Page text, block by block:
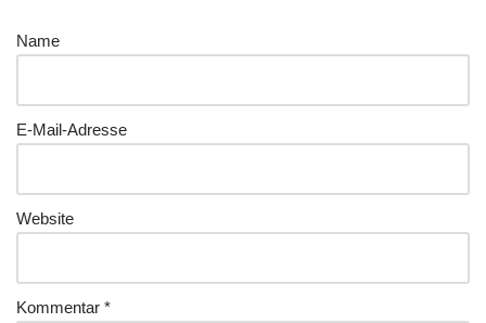
Name
E-Mail-Adresse
Website
Kommentar *